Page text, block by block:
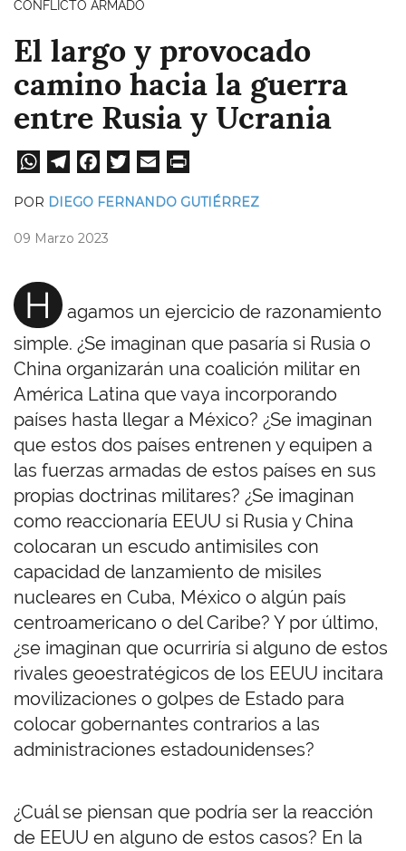
CONFLICTO ARMADO
El largo y provocado
camino hacia la guerra
entre Rusia y Ucrania
W
A
pp
Te
a
Fa
ok
POR DIEGO FERNANDO GUTIÉRREZ
09 Marzo 2023
H
agamos un ejercicio de razonamiento
simple. ¿Se imaginan que pasaría si Rusia o
China organizarán una coalición militar en
América Latina que vaya incorporando
países hasta llegar a México? ¿Se imaginan
que estos dos países entrenen y equipen a
las fuerzas armadas de estos países en sus
propias doctrinas militares? ¿Se imaginan
como reaccionaría EEUU si Rusia y China
colocaran un escudo antimisiles con
capacidad de lanzamiento de misiles
nucleares en Cuba, México o algún país
centroamericano o del Caribe? Y por último,
¿se imaginan que ocurriría si alguno de estos
rivales geoestratégicos de los EEUU incitara
movilizaciones o golpes de Estado para
colocar gobernantes contrarios a las
administraciones estadounidenses?
¿Cuál se piensan que podría ser la reacción
de EEUU en alguno de estos casos? En la